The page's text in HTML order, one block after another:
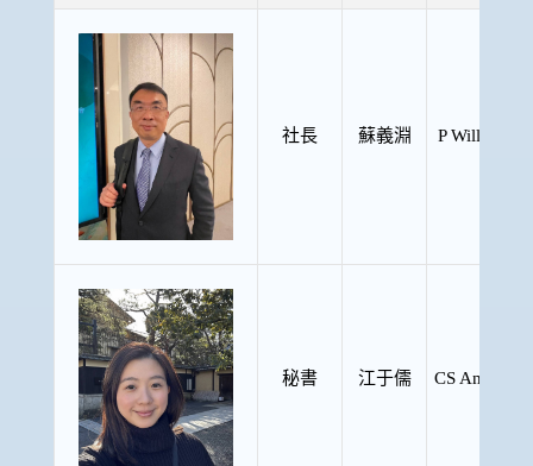
社長 蘇義淵 P William
秘書 江于儒 CS Amber